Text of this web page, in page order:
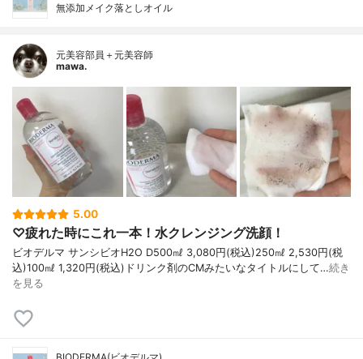
無添加メイク落としオイル
元美容部員＋元美容師
mawa.
5.00
♡疲れた時にこれ一本！水クレンジング洗顔！
ビオデルマ サンシビオH2O D500㎖ 3,080円(税込)250㎖ 2,530円(税
込)100㎖ 1,320円(税込)ドリンク剤のCMみたいなタイトルにして…続き
を見る